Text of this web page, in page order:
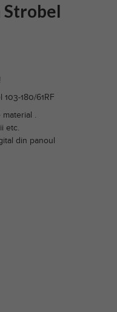
Strobel
180/61RF
.
etc.
din panoul